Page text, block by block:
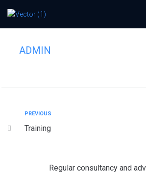
Technology solutions
ADMIN
PREVIOUS
Training
Regular consultancy and